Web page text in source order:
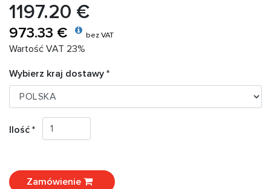
1197.20 €
973.33 € bez VAT
Wartość VAT 23%
Wybierz kraj dostawy *
Ilość *
Zamówienie